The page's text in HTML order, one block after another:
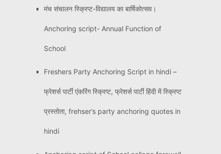
मंच संचालन स्क्रिप्ट-विद्यालय का बार्षिकोत्सव।
Anchoring script- Annual Function of
School
Freshers Party Anchoring Script in hindi –
फ्रेशर्स पार्टी एंकरिंग स्क्रिप्ट, फ्रेशर्स पार्टी हिंदी में स्क्रिप्ट
प्रस्तोता, frehser’s party anchoring quotes in
hindi